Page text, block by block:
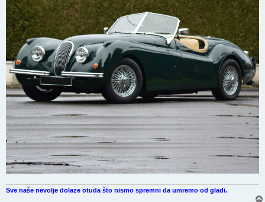
Sve naše nevolje dolaze otuda što nismo spremni da umremo od gladi.